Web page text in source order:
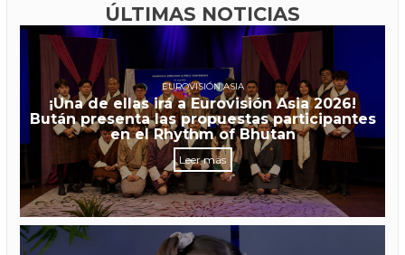
ÚLTIMAS NOTICIAS
EUROVISIÓN ASIA
¡Una de ellas irá a Eurovisión Asia 2026!
Bután presenta las propuestas participantes
en el Rhythm of Bhutan
Leer más